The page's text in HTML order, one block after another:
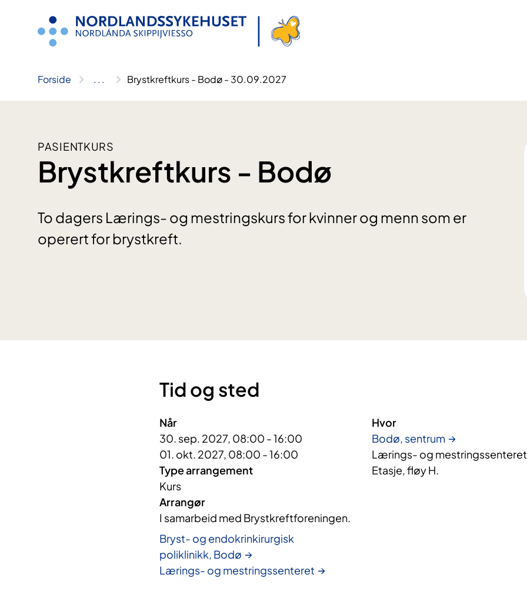
Forside .. . Brystkreftkurs - Bodø - 30.09.2027
PASIENTKURS
Brystkreftkurs - Bodø
To dagers Lærings- og mestringskurs for kvinner og menn som er
operert for brystkreft.
Tid og sted
Når
30. sep. 2027, 08:00 - 16:00
01. okt. 2027, 08:00 - 16:00
Type arrangement
Kurs
Arrangør
I samarbeid med Brystkreftforeningen.
Bryst- og endokrinkirurgisk
poliklinikk, Bodø
Lærings- og mestringssenteret
Hvor
Bodø, sentrum
Lærings- og
Etasje, fløy H.